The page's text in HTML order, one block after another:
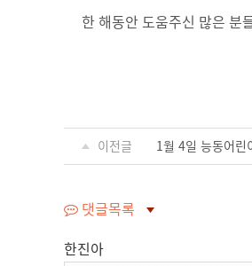
한 해동안 도움주신 많은 분
이전글 1월 4일 능동어린
댓글목록
한진아